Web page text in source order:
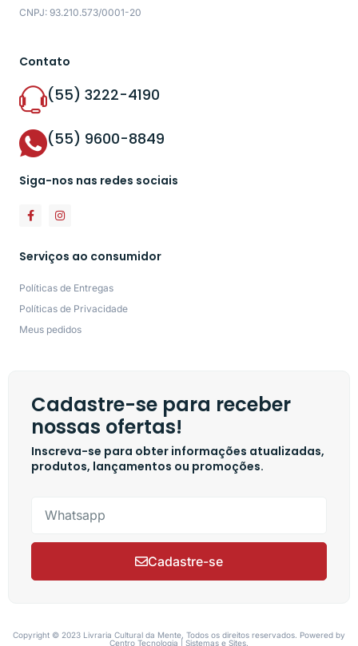
CNPJ: 93.210.573/0001-20
Contato
(55) 3222-4190
(55) 9600-8849
Siga-nos nas redes sociais
Serviços ao consumidor
Políticas de Entregas
Políticas de Privacidade
Meus pedidos
Cadastre-se para receber
nossas ofertas!
Inscreva-se para obter informações atualizadas,
produtos, lançamentos ou promoções.
Cadastre-se
Copyright © 2023 Livraria Cultural da Mente, Todos os direitos reservados. Powered by
Centro Tecnologia | Sistemas e Sites.